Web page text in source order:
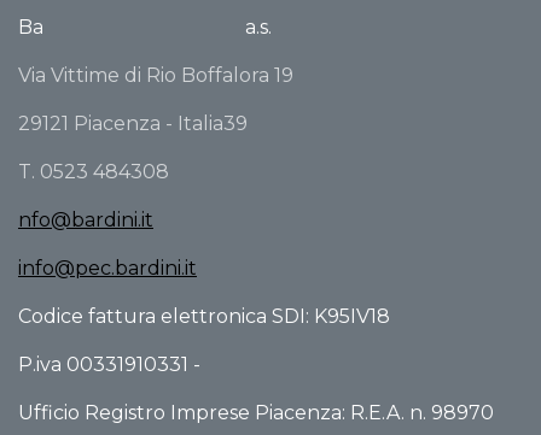
Ba a.s.
Via Vittime di Rio Boffalora 19
29121 Piacenza - Italia39
T. 0523 484308
nfo@bardini.it
info@pec.bardini.it
Codice fattura elettronica SDI: K95IV18
P.iva 00331910331 -
Ufficio Registro Imprese Piacenza: R.E.A. n. 98970